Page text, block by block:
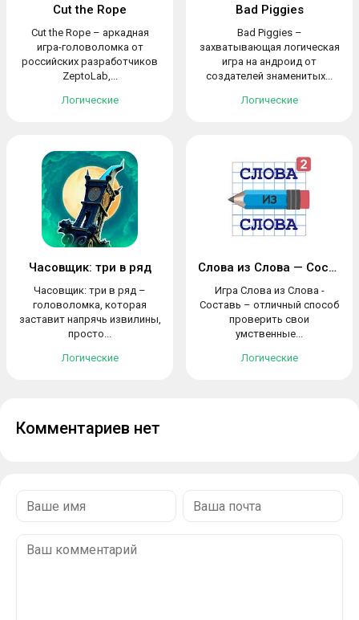
Cut the Rope
Cut the Rope – аркадная
игра-головоломка от
российских разработчиков
ZeptoLab,...
Логические
Bad Piggies
Bad Piggies –
захватывающая логическая
игра на андроид от
создателей знаменитых...
Логические
Часовщик: три в ряд
Часовщик: три в ряд –
головоломка, которая
заставит напрячь извилины,
просто...
Логические
Слова из Слова — Составь
Игра Слова из Слова -
Составь – отличный способ
проверить свои
умственные...
Логические
Комментариев нет